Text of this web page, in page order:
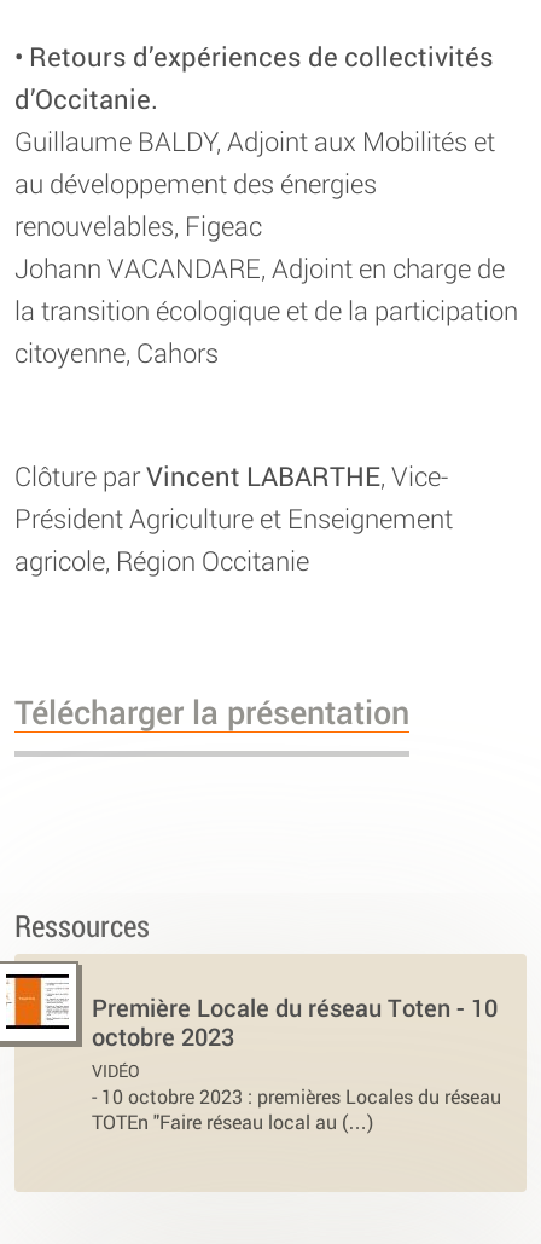
• Retours d’expériences de collectivités
d’Occitanie.
Guillaume BALDY, ​Adjoint aux Mobilités et
au développement des énergies
renouvelables, ​Figeac​
Johann VACANDARE, ​Adjoint en charge de
la transition écologique et de la participation
citoyenne, ​Cahors​
Clôture parVincent LABARTHE, Vice-
Président Agriculture et Enseignement
agricole, Région Occitanie
Télécharger la présentation
Ressources
Première Locale du réseau Toten - 10
octobre 2023
VIDÉO
- 10 octobre 2023 : premières Locales du réseau
TOTEn "Faire réseau local au (…)